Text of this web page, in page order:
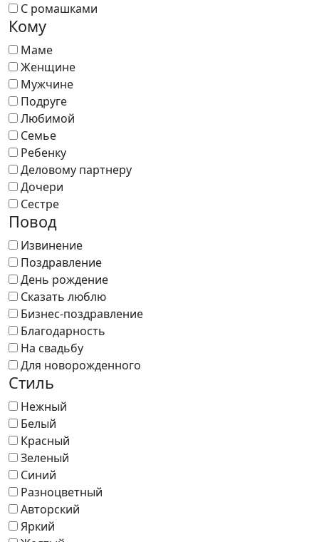
С ромашками
Кому
Маме
Женщине
Мужчине
Подруге
Любимой
Семье
Ребенку
Деловому партнеру
Дочери
Сестре
Повод
Извинение
Поздравление
День рождение
Сказать люблю
Бизнес-поздравление
Благодарность
На свадьбу
Для новорожденного
Стиль
Нежный
Белый
Красный
Зеленый
Синий
Разноцветный
Авторский
Яркий